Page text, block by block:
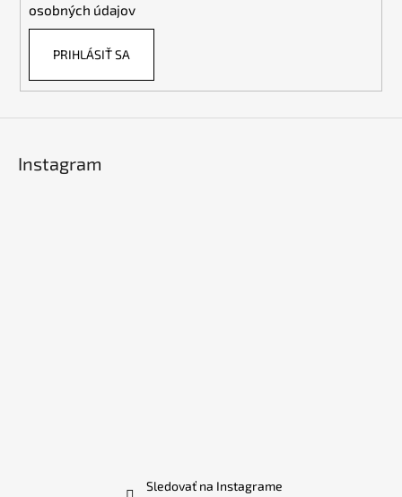
osobných údajov
PRIHLÁSIŤ SA
Instagram
Sledovať na Instagrame